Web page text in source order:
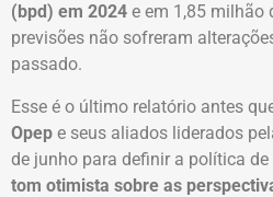
(bpd) em 2024 e em 1,85 milhão
previsões não sofreram
passado.
Esse é o último relatório antes
Opep e seus aliados liderados
de junho para definir a política
tom otimista sobre as